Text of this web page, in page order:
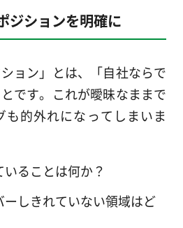
ジションを明確に
ョン」とは、「自社ならで
です。これが曖昧なままで
も的外れになってしまいま
ることは何か？
しきれていない領域はど